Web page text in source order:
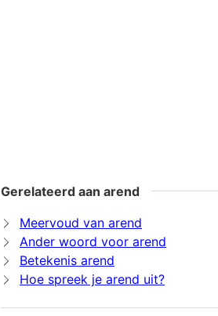
Gerelateerd aan arend
Meervoud van arend
Ander woord voor arend
Betekenis arend
Hoe spreek je arend uit?